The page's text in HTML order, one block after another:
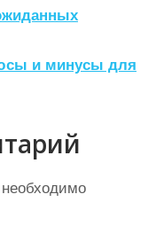
и минусы для